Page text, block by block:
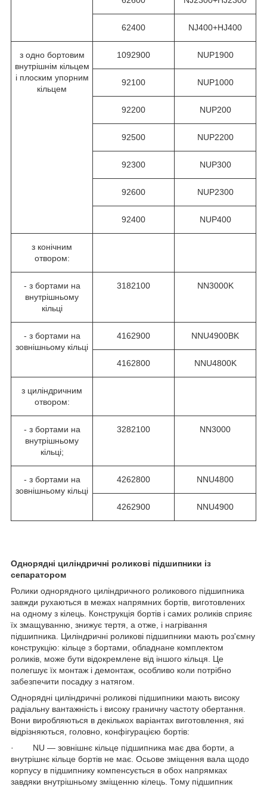
62400 NJ400+HJ400
з одно бортовим
внутрішнім кільцем
і плоским упорним
кільцем
1092900 NUP1900
92100 NUP1000
92200 NUP200
92500 NUP2200
92300 NUP300
92600 NUP2300
92400 NUP400
з конічним
отвором:
- з бортами на
внутрішньому
кільці
3182100 NN3000K
- з бортами на
зовнішньому кільці
4162900 NNU4900BK
4162800 NNU4800K
з циліндричним
отвором:
- з бортами на
внутрішньому
кільці;
3282100 NN3000
- з бортами на
зовнішньому кільці
4262800 NNU4800
4262900 NNU4900
Однорядні циліндричні роликові підшипники із
сепаратором
Ролики однорядного циліндричного роликового підшипника
завжди рухаються в межах напрямних бортів, виготовлених
на одному з кілець. Конструкція бортів і самих роликів сприяє
їх змащуванню, знижує тертя, а отже, і нагрівання
підшипника. Циліндричні роликові підшипники мають роз'ємну
конструкцію: кільце з бортами, обладнане комплектом
роликів, може бути відокремлене від іншого кільця. Це
полегшує їх монтаж і демонтаж, особливо коли потрібно
забезпечити посадку з натягом.
Однорядні циліндричні роликові підшипники мають високу
радіальну вантажність і високу граничну частоту обертання.
Вони виробляються в декількох варіантах виготовлення, які
відрізняються, головно, конфігурацією бортів:
· NU — зовнішнє кільце підшипника має два борти, а
внутрішнє кільце бортів не має. Осьове зміщення вала щодо
корпусу в підшипнику компенсується в обох напрямках
завдяки внутрішньому зміщенню кілець. Тому підшипник